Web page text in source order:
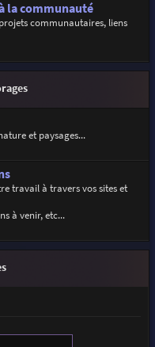
la communauté
communautaires, liens
et paysages...
travail à travers vos sites et
à venir, etc...